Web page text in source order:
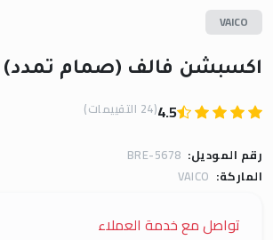
VAICO
اكسبشن فالف (صمام تمدد)
4.5(24 التقييمات)
رقم الموديل: BRE-5678
الماركة: VAICO
تواصل مع خدمة العملاء